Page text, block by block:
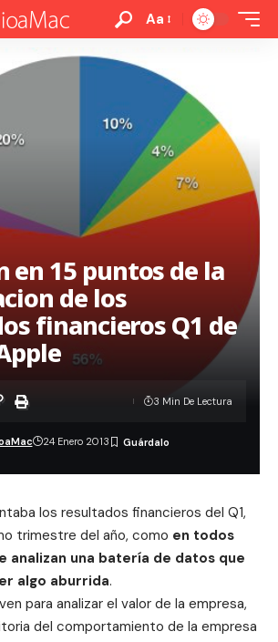
Aa
en 15 puntos de la
de los
financieros Q1 de
24 Enero 2013
3 Min De Lectura
los resultados financieros del Q1,
trimestre del año, como en todos
analizan una batería de datos que
algo aburrida.
para analizar el valor de la empresa,
del comportamiento de la empresa